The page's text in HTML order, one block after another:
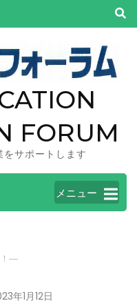
FORUM
サポートします
メニュー
！―
年1月12日